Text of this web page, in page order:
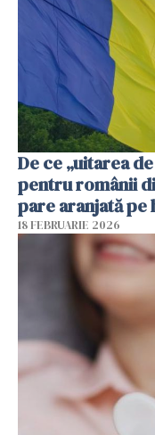
De ce „uitarea
pentru românii
pare aranjată pe
18 FEBRUARIE 2026